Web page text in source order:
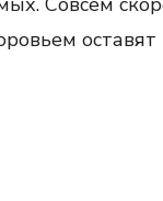
оставят